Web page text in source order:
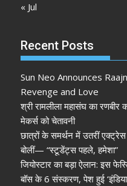
« Jul
Recent Posts
Sun Neo Announces
Revenge and Love
श्री रामलीला महासंघ का
मेकर्स को चेतावनी
छात्रों के समर्थन में उतरीं एक्ट्रेस
बोलीं— “स्टूडेंट्स पहले, हमेशा”
जियोस्टार का बड़ा ऐलान: इस
बॉस के 6 संस्करण, पेश हुई